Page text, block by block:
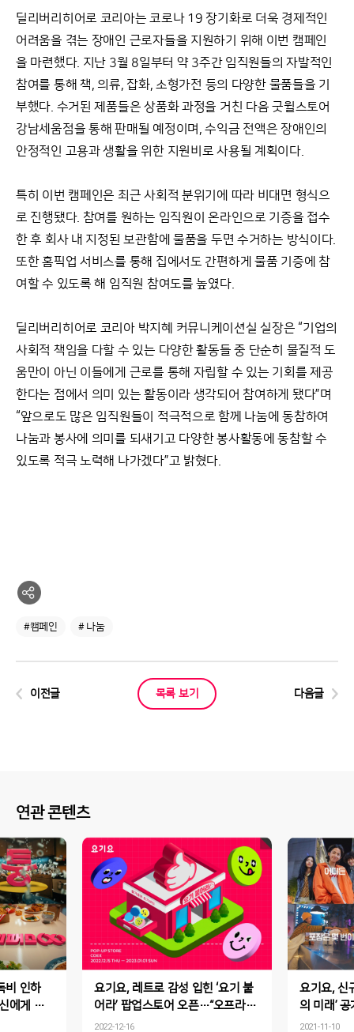
딜리버리히어로 코리아는 코로나 19 장기화로 더욱 경제적인
어려움을 겪는 장애인 근로자들을 지원하기 위해 이번 캠페인
을 마련했다. 지난 3월 8일부터 약 3주간 임직원들의 자발적인
참여를 통해 책, 의류, 잡화, 소형가전 등의 다양한 물품들을 기
부했다. 수거된 제품들은 상품화 과정을 거친 다음 굿윌스토어
강남세움점을 통해 판매될 예정이며, 수익금 전액은 장애인의
안정적인 고용과 생활을 위한 지원비로 사용될 계획이다.
특히 이번 캠페인은 최근 사회적 분위기에 따라 비대면 형식으
로 진행됐다. 참여를 원하는 임직원이 온라인으로 기증을 접수
한 후 회사 내 지정된 보관함에 물품을 두면 수거하는 방식이다.
또한 홈픽업 서비스를 통해 집에서도 간편하게 물품 기증에 참
여할 수 있도록 해 임직원 참여도를 높였다.
딜리버리히어로 코리아 박지혜 커뮤니케이션실 실장은 “기업의
사회적 책임을 다할 수 있는 다양한 활동들 중 단순히 물질적 도
움만이 아닌 이들에게 근로를 통해 자립할 수 있는 기회를 제공
한다는 점에서 의미 있는 활동이라 생각되어 참여하게 됐다”며
“앞으로도 많은 임직원들이 적극적으로 함께 나눔에 동참하여
나눔과 봉사에 의미를 되새기고 다양한 봉사활동에 동참할 수
있도록 적극 노력해 나가겠다”고 밝혔다.
#캠페인 # 나눔
이전글 목록 보기 다음글
연관 콘텐츠
비 인하
에게 쏟
요기요, 레트로 감성 입힌 ‘요기 붙
어라’ 팝업스토어 오픈…“오프라인
에서 만나는 새로운 맛의 즐거움!”
2022-12-16
요기요, 신
의 미래’
운 배달앱
2021-11-10